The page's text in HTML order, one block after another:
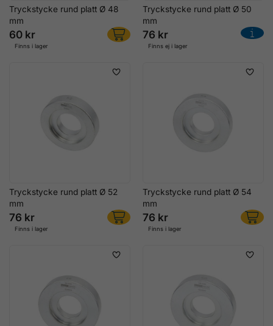
Tryckstycke rund platt Ø 48
mm
60 kr
Finns i lager
Tryckstycke rund platt Ø 50
mm
76 kr
Finns ej i lager
Tryckstycke rund platt Ø 52
mm
76 kr
Finns i lager
Tryckstycke rund platt Ø 54
mm
76 kr
Finns i lager